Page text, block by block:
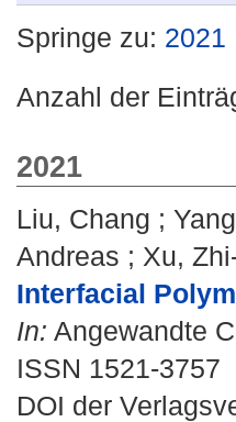
Springe zu: 2021
Anzahl der
2021
Liu, Chang ;
Andreas ; Xu,
Interfacial
In: Angewandte
ISSN 1521-3757
DOI der